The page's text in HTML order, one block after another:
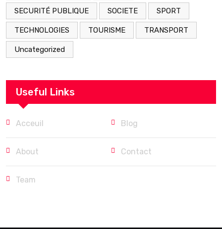
SECURITÉ PUBLIQUE SOCIETE SPORT
TECHNOLOGIES TOURISME TRANSPORT
Uncategorized
Useful Links
Acceuil Blog
About Contact
Team